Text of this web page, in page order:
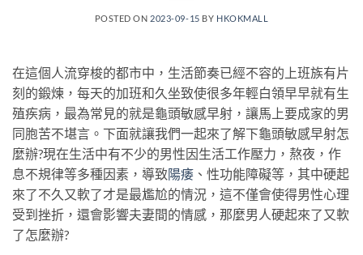
POSTED ON 2023-09-15 BY HKOKMALL
在這個人流穿梭的都市中，生活節奏已經不容的上班族有片
刻的鍛煉，每天的加班和久坐致使很多年輕白領早早就有生
殖疾病，最為常見的就是龜頭敏感早射，讓馬上要成家的男
同胞苦不堪言。下面就讓我們一起來了解下龜頭敏感早射怎
麼辦?現在生活中有不少的男性因生活工作壓力，熬夜，作
息不規律等多種因素，導致陽痿 、性功能障礙等，其中硬起
來了不久又軟了才是最尷尬的情況，這不僅會使得男性心理
受到挫折，還會影響夫妻間的情感，那麼男人硬起來了又軟
了怎麼辦?